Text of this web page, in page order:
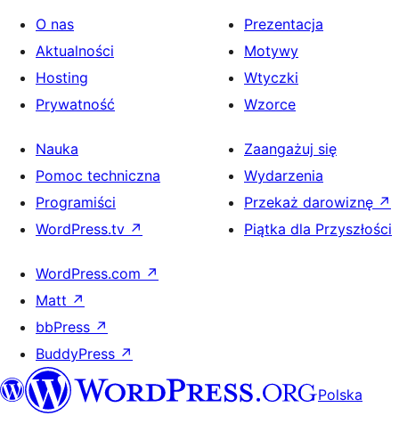
O nas
Aktualności
Hosting
Prywatność
Prezentacja
Motywy
Wtyczki
Wzorce
Nauka
Pomoc techniczna
Programiści
WordPress.tv ↗
Zaangażuj się
Wydarzenia
Przekaż darowiznę ↗
Piątka dla Przyszłości
WordPress.com ↗
Matt ↗
bbPress ↗
BuddyPress ↗
Polska